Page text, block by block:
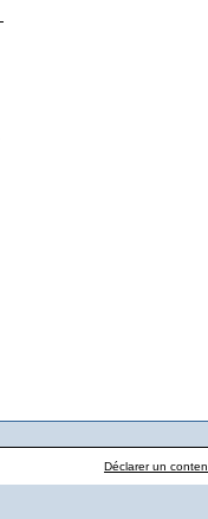
Déclarer un